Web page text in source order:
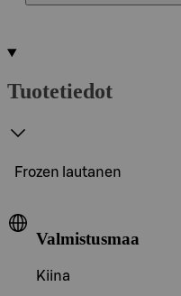
Tuotetiedot
Frozen lautanen
Valmistusmaa
Kiina